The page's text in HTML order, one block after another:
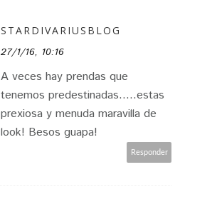
STARDIVARIUSBLOG
27/1/16, 10:16
A veces hay prendas que
tenemos predestinadas.....estas
prexiosa y menuda maravilla de
look! Besos guapa!
Responder